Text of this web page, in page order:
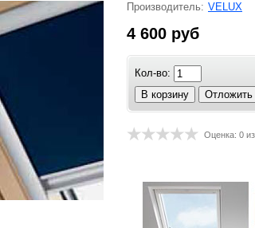
Производитель: VELUX
4 600 руб
Кол-во:
В корзину
Отложить
Оценка: 0